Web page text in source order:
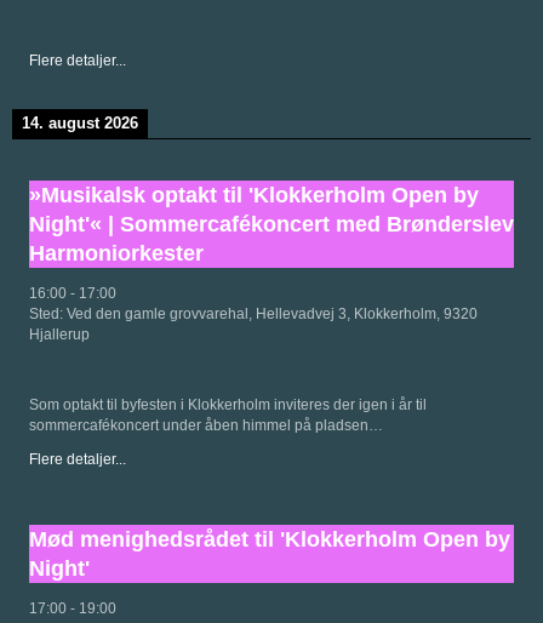
Flere detaljer...
14. august 2026
»Musikalsk optakt til 'Klokkerholm Open by
Night'« | Sommercafékoncert med Brønderslev
Harmoniorkester
16:00 - 17:00
Sted: Ved den gamle grovvarehal, Hellevadvej 3, Klokkerholm, 9320
Hjallerup
Som optakt til byfesten i Klokkerholm inviteres der igen i år til
sommercafékoncert under åben himmel på pladsen…
Flere detaljer...
Mød menighedsrådet til 'Klokkerholm Open by
Night'
17:00 - 19:00